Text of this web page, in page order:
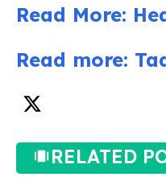
Read More:
Read more:
RELATED